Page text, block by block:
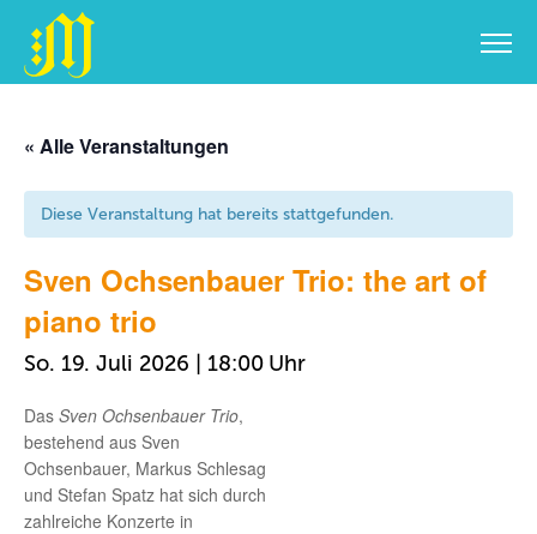
springen
« Alle Veranstaltungen
Diese Veranstaltung hat bereits stattgefunden.
Sven Ochsenbauer Trio: the art of
piano trio
So. 19. Juli 2026 | 18:00
Das Sven Ochsenbauer Trio,
bestehend aus Sven
Ochsenbauer, Markus Schlesag
und Stefan Spatz hat sich durch
zahlreiche Konzerte in